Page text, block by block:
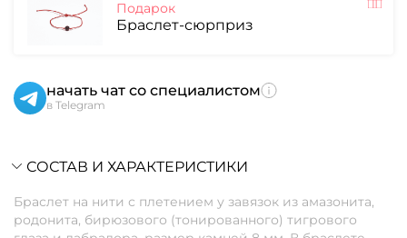
Подарок
Браслет-сюрприз
начать чат со специалистом
в Telegram
СОСТАВ И ХАРАКТЕРИСТИКИ
Браслет на нити с плетением у завязок из амазонита,
родонита, бирюзового (тонированного) тигрового